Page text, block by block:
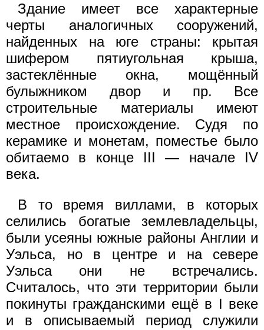
Здание имеет все характерные
черты аналогичных сооружений,
найденных на юге страны: крытая
шифером пятиугольная крыша,
застеклённые окна, мощённый
булыжником двор и пр. Все
строительные материалы имеют
местное происхождение. Судя по
керамике и монетам, поместье было
обитаемо в конце III — начале IV
века.
В то время виллами, в которых
селились богатые землевладельцы,
были усеяны южные районы Англии и
Уэльса, но в центре и на севере
Уэльса они не встречались.
Считалось, что эти территории были
покинуты гражданскими ещё в I веке
и в описываемый период служили